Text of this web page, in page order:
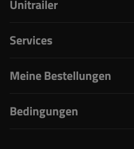
Unitrailer
Services
Meine Bestellungen
Bedingungen